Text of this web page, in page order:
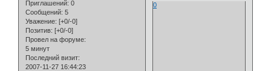
Приглашений: 0
Сообщений: 5
Уважение: [+0/-0]
Позитив: [+0/-0]
Провел на форуме:
5 минут
Последний визит:
2007-11-27 16:44:23
0